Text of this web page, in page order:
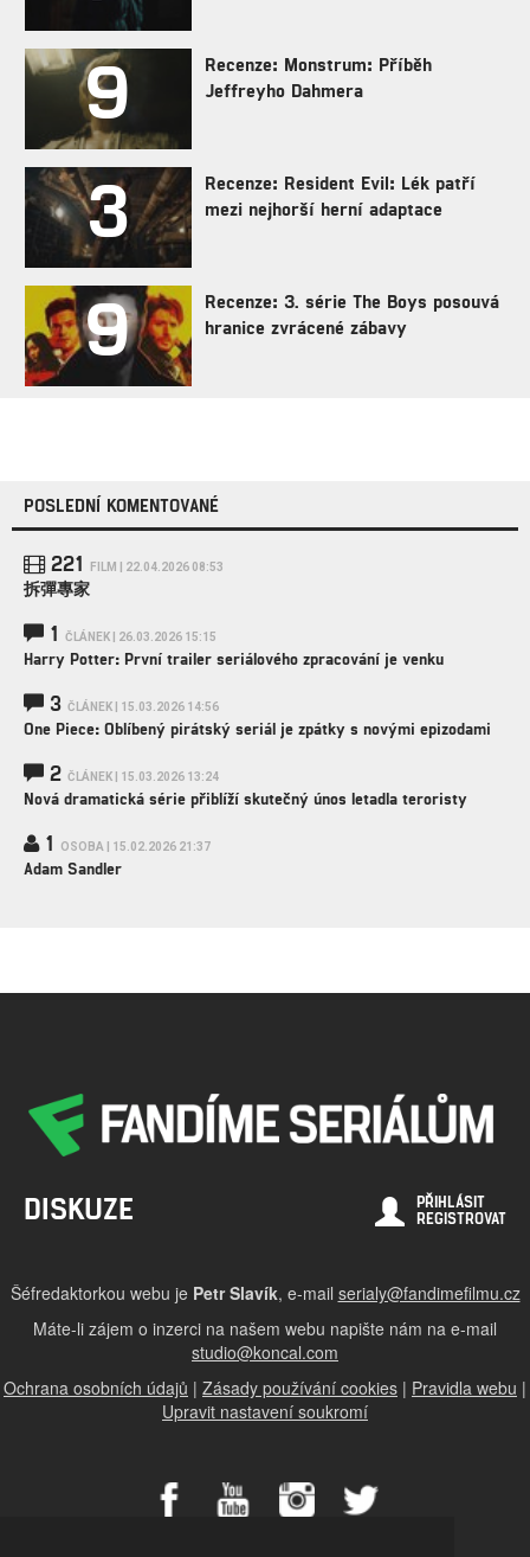
9
Recenze: Monstrum: Příběh
Jeffreyho Dahmera
3
Recenze: Resident Evil: Lék patří
mezi nejhorší herní adaptace
9
Recenze: 3. série The Boys posouvá
hranice zvrácené zábavy
POSLEDNÍ KOMENTOVANÉ
221 FILM | 22.04.2026 08:53
拆彈專家
1 ČLÁNEK | 26.03.2026 15:15
Harry Potter: První trailer seriálového zpracování je venku
3 ČLÁNEK | 15.03.2026 14:56
One Piece: Oblíbený pirátský seriál je zpátky s novými epizodami
2 ČLÁNEK | 15.03.2026 13:24
Nová dramatická série přiblíží skutečný únos letadla teroristy
1 OSOBA | 15.02.2026 21:37
Adam Sandler
PŘIHLÁSIT
REGISTROVAT
DISKUZE
Šéfredaktorkou webu je Petr Slavík, e-mail serialy@fandimefilmu.cz
Máte-li zájem o inzerci na našem webu napište nám na e-mail
studio@koncal.com
Ochrana osobních údajů | Zásady používání cookies | Pravidla webu |
Upravit nastavení soukromí